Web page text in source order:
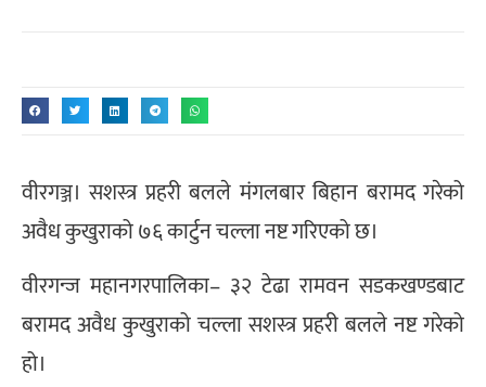
वीरगञ्ज। सशस्त्र प्रहरी बलले मंगलबार बिहान बरामद गरेको
अवैध कुखुराको ७६ कार्टुन चल्ला नष्ट गरिएको छ।
वीरगन्ज महानगरपालिका– ३२ टेढा रामवन सडकखण्डबाट
बरामद अवैध कुखुराको चल्ला सशस्त्र प्रहरी बलले नष्ट गरेको
हो।